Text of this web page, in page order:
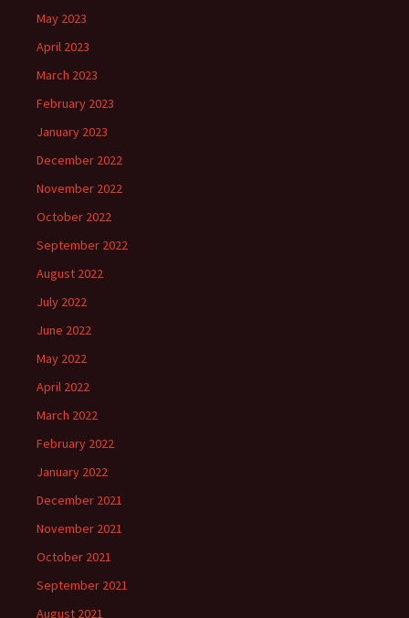
May 2023
April 2023
March 2023
February 2023
January 2023
December 2022
November 2022
October 2022
September 2022
August 2022
July 2022
June 2022
May 2022
April 2022
March 2022
February 2022
January 2022
December 2021
November 2021
October 2021
September 2021
August 2021